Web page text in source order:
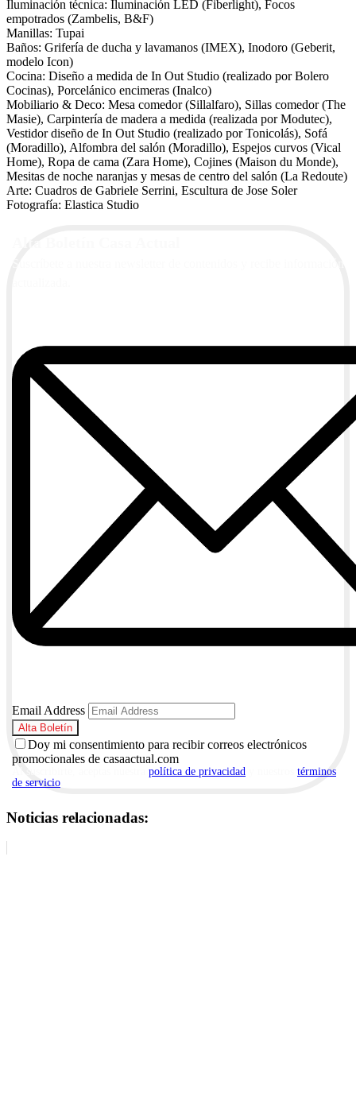
Iluminación técnica: Iluminación LED (Fiberlight), Focos
empotrados (Zambelis, B&F)
Manillas: Tupai
Baños: Grifería de ducha y lavamanos (IMEX), Inodoro (Geberit,
modelo Icon)
Cocina: Diseño a medida de In Out Studio (realizado por Bolero
Cocinas), Porcelánico encimeras (Inalco)
Mobiliario & Deco: Mesa comedor (Sillalfaro), Sillas comedor (The
Masie), Carpintería de madera a medida (realizada por Modutec),
Vestidor diseño de In Out Studio (realizado por Tonicolás), Sofá
(Moradillo), Alfombra del salón (Moradillo), Espejos curvos (Vical
Home), Ropa de cama (Zara Home), Cojines (Maison du Monde),
Mesitas de noche naranjas y mesas de centro del salón (La Redoute)
Arte: Cuadros de Gabriele Serrini, Escultura de Jose Soler
Fotografía: Elastica Studio
Email Address
Doy mi consentimiento para recibir correos electrónicos
promocionales de casaactual.com
política de privacidad
términos
de servicio
Noticias relacionadas: